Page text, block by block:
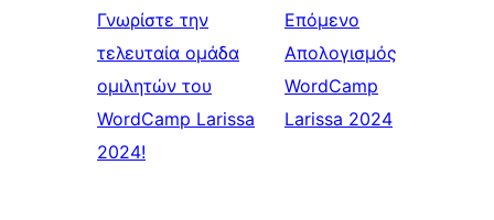
Γνωρίστε την
τελευταία ομάδα
ομιλητών του
WordCamp Larissa
2024!
Επόμενο
Απολογισμός
WordCamp
Larissa 2024